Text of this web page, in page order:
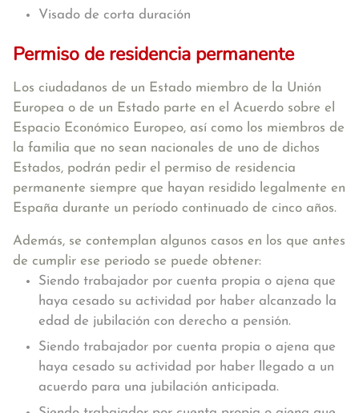
Visado de corta duración
Permiso de residencia permanente
Los ciudadanos de un Estado miembro de la Unión
Europea o de un Estado parte en el Acuerdo sobre el
Espacio Económico Europeo, así como los miembros de
la familia que no sean nacionales de uno de dichos
Estados, podrán pedir el permiso de residencia
permanente siempre que hayan residido legalmente en
España durante un período continuado de cinco años.
Además, se contemplan algunos casos en los que antes
de cumplir ese periodo se puede obtener:
Siendo trabajador por cuenta propia o ajena que
haya cesado su actividad por haber alcanzado la
edad de jubilación con derecho a pensión.
Siendo trabajador por cuenta propia o ajena que
haya cesado su actividad por haber llegado a un
acuerdo para una jubilación anticipada.